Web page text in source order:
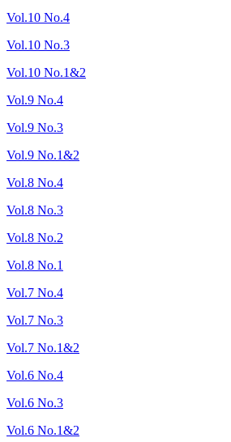
Vol.10 No.4
Vol.10 No.3
Vol.10 No.1&2
Vol.9 No.4
Vol.9 No.3
Vol.9 No.1&2
Vol.8 No.4
Vol.8 No.3
Vol.8 No.2
Vol.8 No.1
Vol.7 No.4
Vol.7 No.3
Vol.7 No.1&2
Vol.6 No.4
Vol.6 No.3
Vol.6 No.1&2